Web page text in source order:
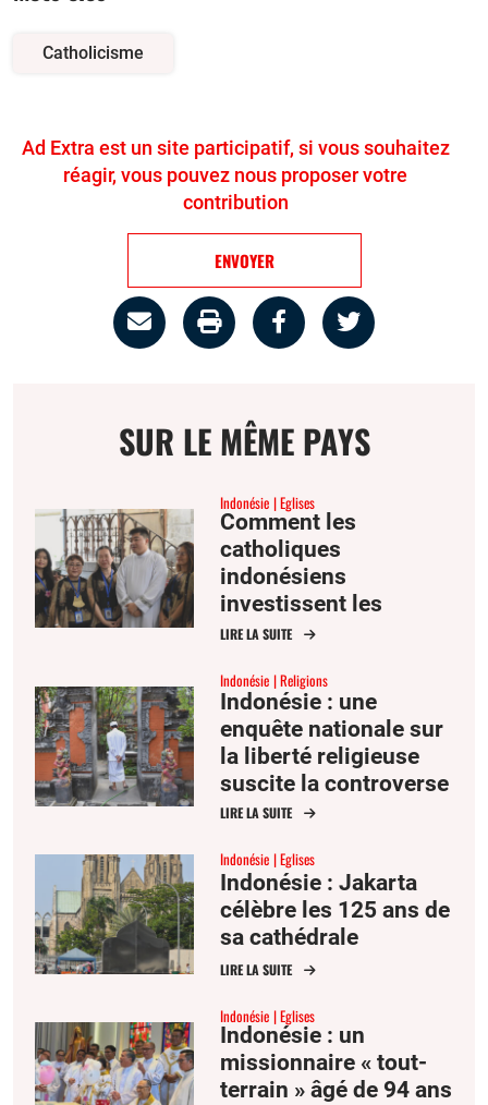
Catholicisme
Ad Extra est un site participatif, si vous souhaitez
réagir, vous pouvez nous proposer votre
contribution
ENVOYER
Partage
par
ImprimerPartager
sur
Partager
SUR LE MÊME PAYS
Indonésie Eglises
Comment les
catholiques
indonésiens
investissent les
débats religieux en
LIRE LA SUITE
Indonésie Religions
Indonésie : une
enquête nationale sur
la liberté religieuse
suscite la controverse
LIRE LA SUITE
Indonésie Eglises
Indonésie : Jakarta
célèbre les 125 ans de
sa cathédrale
LIRE LA SUITE
Indonésie Eglises
Indonésie : un
missionnaire « tout-
terrain » âgé de 94 ans